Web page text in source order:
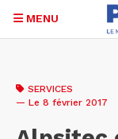
contenu
MENU
SERVICES
— Le 8 février 2017